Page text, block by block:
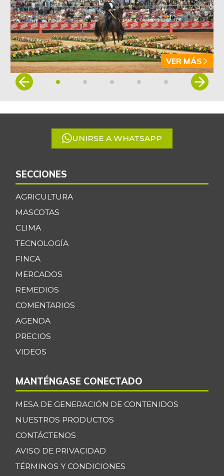
VER MÁS
Item
5
UNIRSE A WHATSAPP
SECCIONES
AGRICULTURA
MASCOTAS
CLIMA
TECNOLOGÍA
FINCA
MERCADOS
REMEDIOS
COMENTARIOS
AGENDA
PRECIOS
VIDEOS
MANTÉNGASE CONECTADO
MESA DE GENERACIÓN DE CONTENIDOS
NUESTROS PRODUCTOS
CONTÁCTENOS
AVISO DE PRIVACIDAD
TÉRMINOS Y CONDICIONES